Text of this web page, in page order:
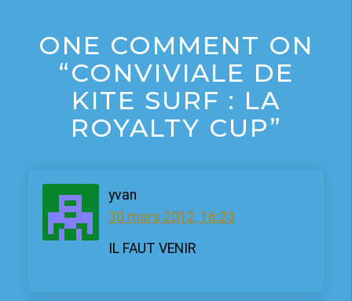
ONE COMMENT ON
“CONVIVIALE DE
KITE SURF : LA
ROYALTY CUP”
yvan
30 mars 2012, 16:23
IL FAUT VENIR